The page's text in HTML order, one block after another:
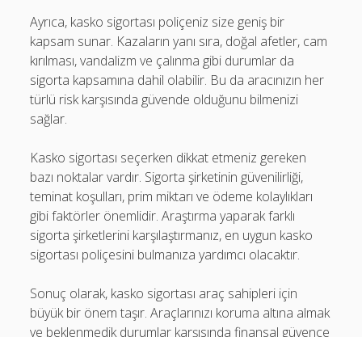
Ayrıca, kasko sigortası poliçeniz size geniş bir
kapsam sunar. Kazaların yanı sıra, doğal afetler, cam
kırılması, vandalizm ve çalınma gibi durumlar da
sigorta kapsamına dahil olabilir. Bu da aracınızın her
türlü risk karşısında güvende olduğunu bilmenizi
sağlar.
Kasko sigortası seçerken dikkat etmeniz gereken
bazı noktalar vardır. Sigorta şirketinin güvenilirliği,
teminat koşulları, prim miktarı ve ödeme kolaylıkları
gibi faktörler önemlidir. Araştırma yaparak farklı
sigorta şirketlerini karşılaştırmanız, en uygun kasko
sigortası poliçesini bulmanıza yardımcı olacaktır.
Sonuç olarak, kasko sigortası araç sahipleri için
büyük bir önem taşır. Araçlarınızı koruma altına almak
ve beklenmedik durumlar karşısında finansal güvence